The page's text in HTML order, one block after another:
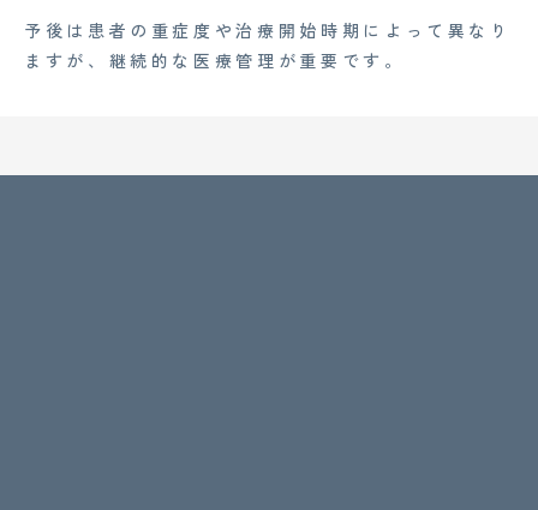
予後は患者の重症度や治療開始時期によって異なり
ますが、継続的な医療管理が重要です。